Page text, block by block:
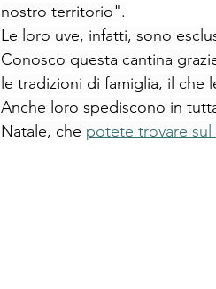
nostro territorio".
Le loro uve, infatti, sono
Conosco questa cantina
le tradizioni di famiglia, il che
Anche loro spediscono in
Natale, che potete trovare sul